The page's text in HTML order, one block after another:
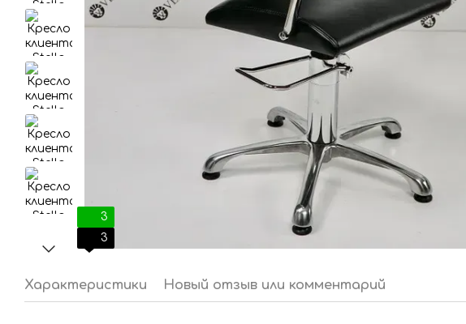
3
3
Характеристики Новый отзыв или комментарий